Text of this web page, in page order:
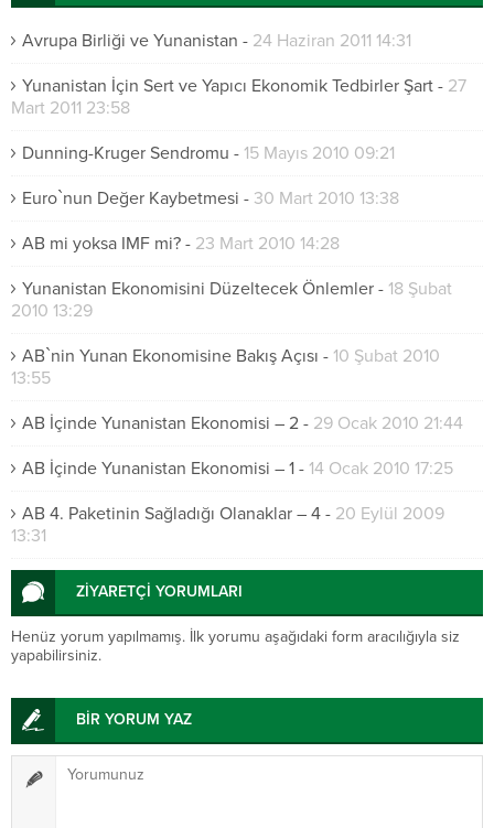
Avrupa Birliği ve Yunanistan - 24 Haziran 2011 14:31
Yunanistan İçin Sert ve Yapıcı Ekonomik Tedbirler Şart - 27
Mart 2011 23:58
Dunning-Kruger Sendromu - 15 Mayıs 2010 09:21
Euro`nun Değer Kaybetmesi - 30 Mart 2010 13:38
AB mi yoksa IMF mi? - 23 Mart 2010 14:28
Yunanistan Ekonomisini Düzeltecek Önlemler - 18 Şubat
2010 13:29
AB`nin Yunan Ekonomisine Bakış Açısı - 10 Şubat 2010
13:55
AB İçinde Yunanistan Ekonomisi – 2 - 29 Ocak 2010 21:44
AB İçinde Yunanistan Ekonomisi – 1 - 14 Ocak 2010 17:25
AB 4. Paketinin Sağladığı Olanaklar – 4 - 20 Eylül 2009
13:31
ZİYARETÇİ YORUMLARI
Henüz yorum yapılmamış. İlk yorumu aşağıdaki form aracılığıyla siz
yapabilirsiniz.
BİR YORUM YAZ